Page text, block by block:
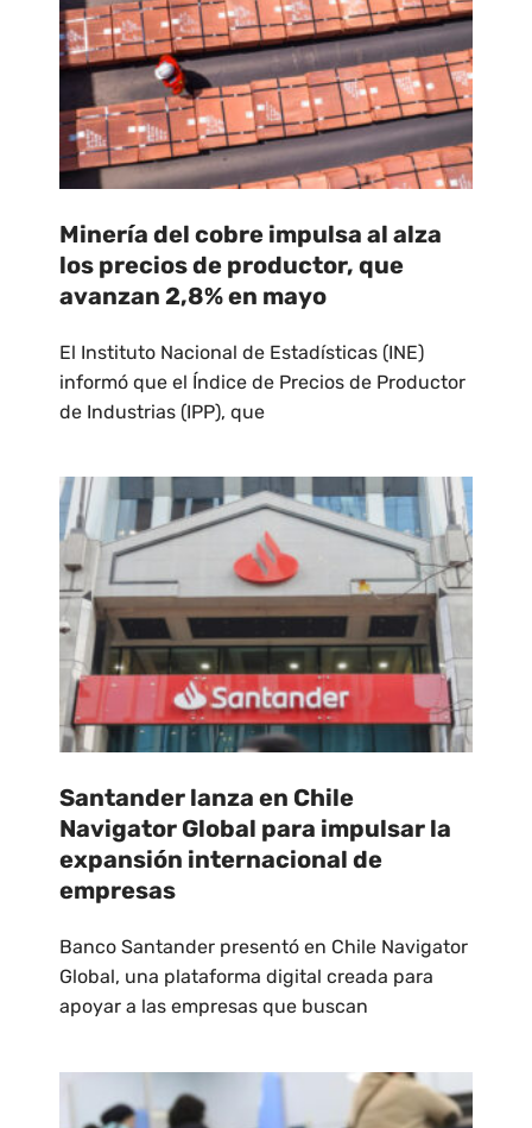
Minería del cobre impulsa al alza
los precios de productor, que
avanzan 2,8% en mayo
El Instituto Nacional de Estadísticas (INE)
informó que el Índice de Precios de Productor
de Industrias (IPP), que
Santander lanza en Chile
Navigator Global para impulsar la
expansión internacional de
empresas
Banco Santander presentó en Chile Navigator
Global, una plataforma digital creada para
apoyar a las empresas que buscan